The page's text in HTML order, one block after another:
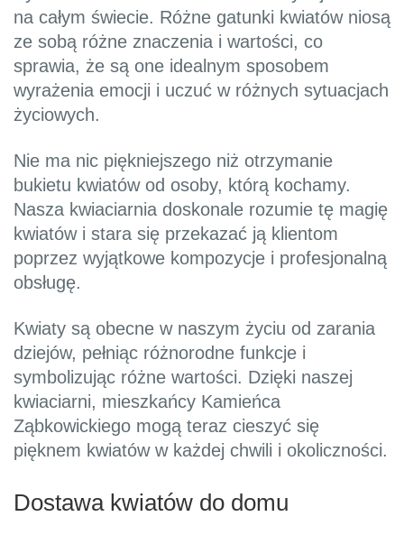
na całym świecie. Różne gatunki kwiatów niosą
ze sobą różne znaczenia i wartości, co
sprawia, że są one idealnym sposobem
wyrażenia emocji i uczuć w różnych sytuacjach
życiowych.
Nie ma nic piękniejszego niż otrzymanie
bukietu kwiatów od osoby, którą kochamy.
Nasza kwiaciarnia doskonale rozumie tę magię
kwiatów i stara się przekazać ją klientom
poprzez wyjątkowe kompozycje i profesjonalną
obsługę.
Kwiaty są obecne w naszym życiu od zarania
dziejów, pełniąc różnorodne funkcje i
symbolizując różne wartości. Dzięki naszej
kwiaciarni, mieszkańcy Kamieńca
Ząbkowickiego mogą teraz cieszyć się
pięknem kwiatów w każdej chwili i okoliczności.
Dostawa kwiatów do domu